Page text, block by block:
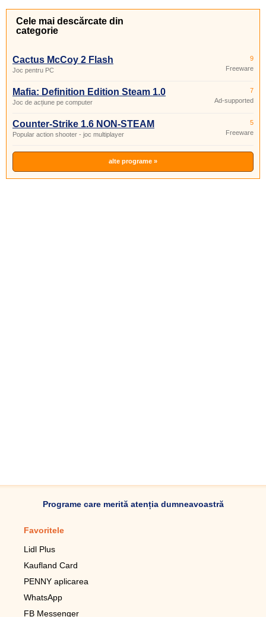
Cele mai descărcate din
categorie
Cactus McCoy 2 Flash
Joc pentru PC
9
Freeware
Mafia: Definition Edition Steam 1.0
Joc de acțiune pe computer
7
Ad-supported
Counter-Strike 1.6 NON-STEAM
Popular action shooter - joc multiplayer
5
Freeware
alte programe »
Programe care merită atenția dumneavoastră
Favoritele
Lidl Plus
Kaufland Card
PENNY aplicarea
WhatsApp
FB Messenger